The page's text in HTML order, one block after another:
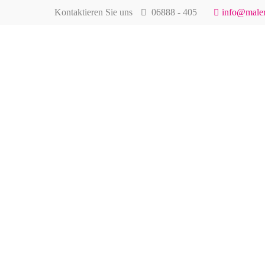
Kontaktieren Sie uns 06888 - 405